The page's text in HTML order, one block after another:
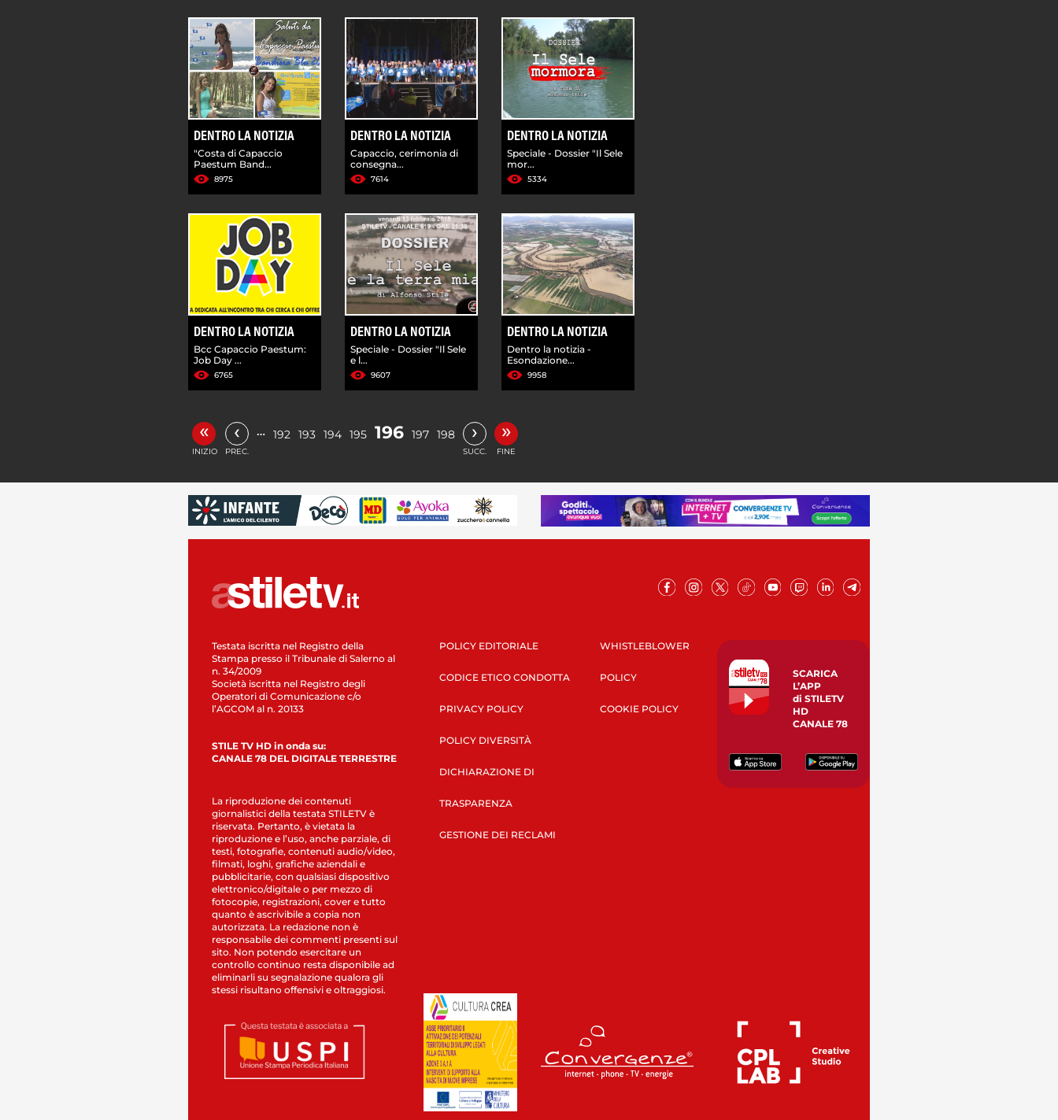
DENTRO LA NOTIZIA
"Costa di Capaccio
Paestum Band...
8975
DENTRO LA NOTIZIA
Capaccio, cerimonia di
consegna...
7614
DENTRO LA NOTIZIA
Speciale - Dossier "Il Sele
mor...
5334
DENTRO LA NOTIZIA
Bcc Capaccio Paestum:
Job Day ...
6765
DENTRO LA NOTIZIA
Speciale - Dossier "Il Sele
e l...
9607
DENTRO LA NOTIZIA
Dentro la notizia -
Esondazione...
9958
«
INIZIO
‹
PREC.
… 192 193 194 195 196 197 198 ›
SUCC.
»
FINE
Testata iscritta nel Registro della
Stampa presso il Tribunale di Salerno al
n. 34/2009
Società iscritta nel Registro degli
Operatori di Comunicazione c/o
l’AGCOM al n. 20133
STILE TV HD in onda su:
CANALE 78 DEL DIGITALE TERRESTRE
La riproduzione dei contenuti
giornalistici della testata STILETV è
riservata. Pertanto, è vietata la
riproduzione e l’uso, anche parziale, di
testi, fotografie, contenuti audio/video,
filmati, loghi, grafiche aziendali e
pubblicitarie, con qualsiasi dispositivo
elettronico/digitale o per mezzo di
fotocopie, registrazioni, cover e tutto
quanto è ascrivibile a copia non
autorizzata. La redazione non è
responsabile dei commenti presenti sul
sito. Non potendo esercitare un
controllo continuo resta disponibile ad
eliminarli su segnalazione qualora gli
stessi risultano offensivi e oltraggiosi.
POLICY EDITORIALE
CODICE ETICO CONDOTTA
PRIVACY POLICY
POLICY DIVERSITÀ
DICHIARAZIONE DI
TRASPARENZA
GESTIONE DEI RECLAMI
WHISTLEBLOWER
POLICY
COOKIE POLICY
SCARICA
L’APP
di STILETV
HD
CANALE 78